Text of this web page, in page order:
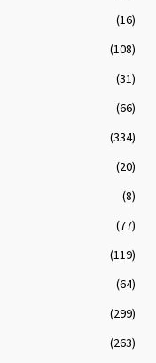
(16)
(108)
(31)
(66)
(334)
(20)
(8)
(77)
(119)
(64)
(299)
(263)